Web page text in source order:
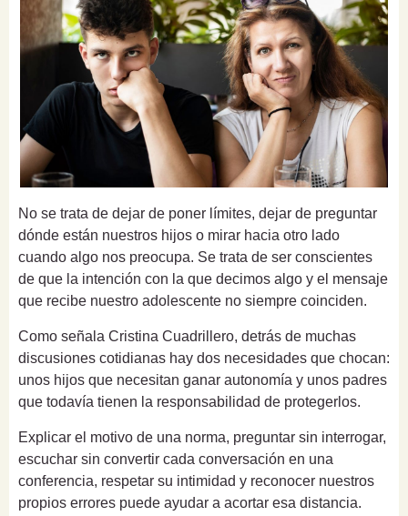
No se trata de dejar de poner límites, dejar de preguntar
dónde están nuestros hijos o mirar hacia otro lado
cuando algo nos preocupa. Se trata de ser conscientes
de que la intención con la que decimos algo y el mensaje
que recibe nuestro adolescente no siempre coinciden.
Como señala Cristina Cuadrillero, detrás de muchas
discusiones cotidianas hay dos necesidades que chocan:
unos hijos que necesitan ganar autonomía y unos padres
que todavía tienen la responsabilidad de protegerlos.
Explicar el motivo de una norma, preguntar sin interrogar,
escuchar sin convertir cada conversación en una
conferencia, respetar su intimidad y reconocer nuestros
propios errores puede ayudar a acortar esa distancia.